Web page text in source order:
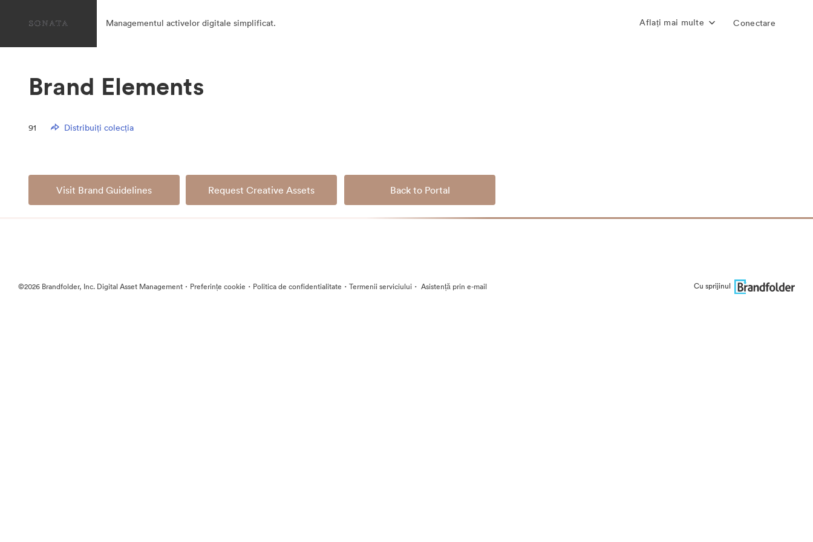
Managementul activelor digitale simplificat. Aflați mai multe Conectare
Brand Elements
91 Distribuiți colecția
Visit Brand Guidelines Request Creative Assets Back to Portal
©2026 Brandfolder, Inc. Digital Asset Management · Preferințe cookie · Politica de confidentialitate · Termenii serviciului · Asistență prin e-mail Cu sprijinul